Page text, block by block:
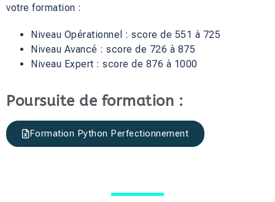
votre formation :
Niveau Opérationnel : score de 551 à 725
Niveau Avancé : score de 726 à 875
Niveau Expert : score de 876 à 1000
Poursuite de formation :
Formation Python Perfectionnement